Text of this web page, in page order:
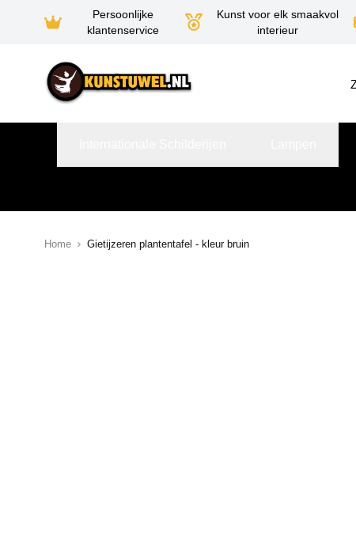
Persoonlijke
klantenservice
Kunst voor elk smaakvol
interieur
Home Gietijzeren plantentafel - kleur bruin